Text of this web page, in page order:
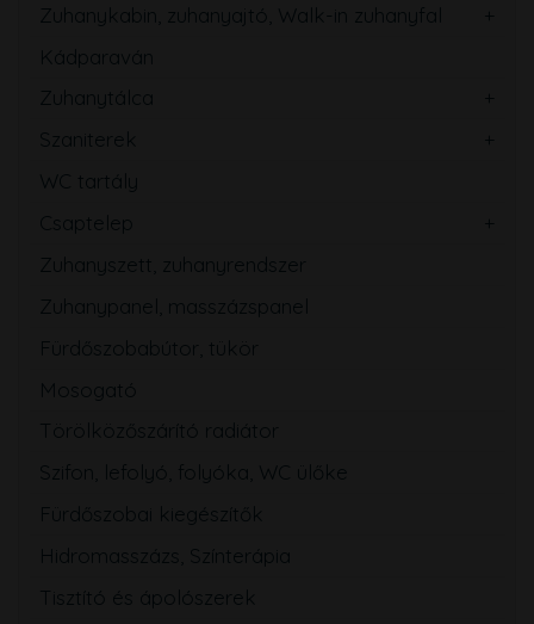
Zuhanykabin, zuhanyajtó, Walk-in zuhanyfal
Kádparaván
Zuhanytálca
Szaniterek
WC tartály
Csaptelep
Zuhanyszett, zuhanyrendszer
Zuhanypanel, masszázspanel
Fürdőszobabútor, tükör
Mosogató
Törölközőszárító radiátor
Szifon, lefolyó, folyóka, WC ülőke
Fürdőszobai kiegészítők
Hidromasszázs, Színterápia
Tisztító és ápolószerek